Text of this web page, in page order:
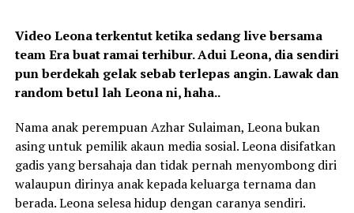
Video Leona terkentut ketika sedang live bersama
team Era buat ramai terhibur. Adui Leona, dia sendiri
pun berdekah gelak sebab terlepas angin. Lawak dan
random betul lah Leona ni, haha..
Nama anak perempuan Azhar Sulaiman, Leona bukan
asing untuk pemilik akaun media sosial. Leona disifatkan
gadis yang bersahaja dan tidak pernah menyombong diri
walaupun dirinya anak kepada keluarga ternama dan
berada. Leona selesa hidup dengan caranya sendiri.